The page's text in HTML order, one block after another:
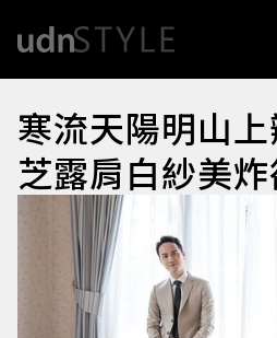
寒流天陽明山
芝露肩白紗美